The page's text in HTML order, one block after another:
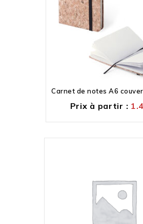
Carnet de notes A6
Prix à partir :